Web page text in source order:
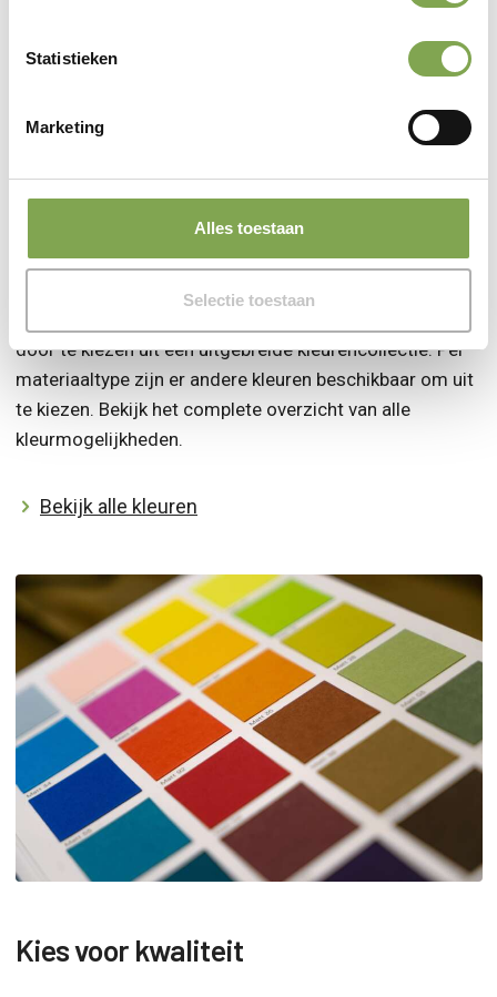
Statistieken
Marketing
Alles toestaan
Selectie toestaan
samenstellen, zonder de zorgen die komen kijken bij het
Op basis van de stijlkeuze krijgt uw keukendeur al een
door te kiezen uit een uitgebreide kleurencollectie. Per
materiaaltype zijn er andere kleuren beschikbaar om uit
te kiezen. Bekijk het complete overzicht van alle
kleurmogelijkheden.
Bekijk alle kleuren
Kies voor kwaliteit